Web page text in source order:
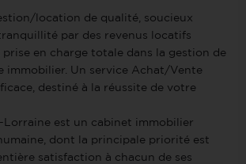
location de qualité, soucieux
par des revenus locatifs
prise en charge totale dans la gestion de
immobilier. Un service Achat/Vente
destiné à la réussite de votre
Lorraine est un cabinet immobilier
dont la principale priorité est
satisfaction à chacun de ses